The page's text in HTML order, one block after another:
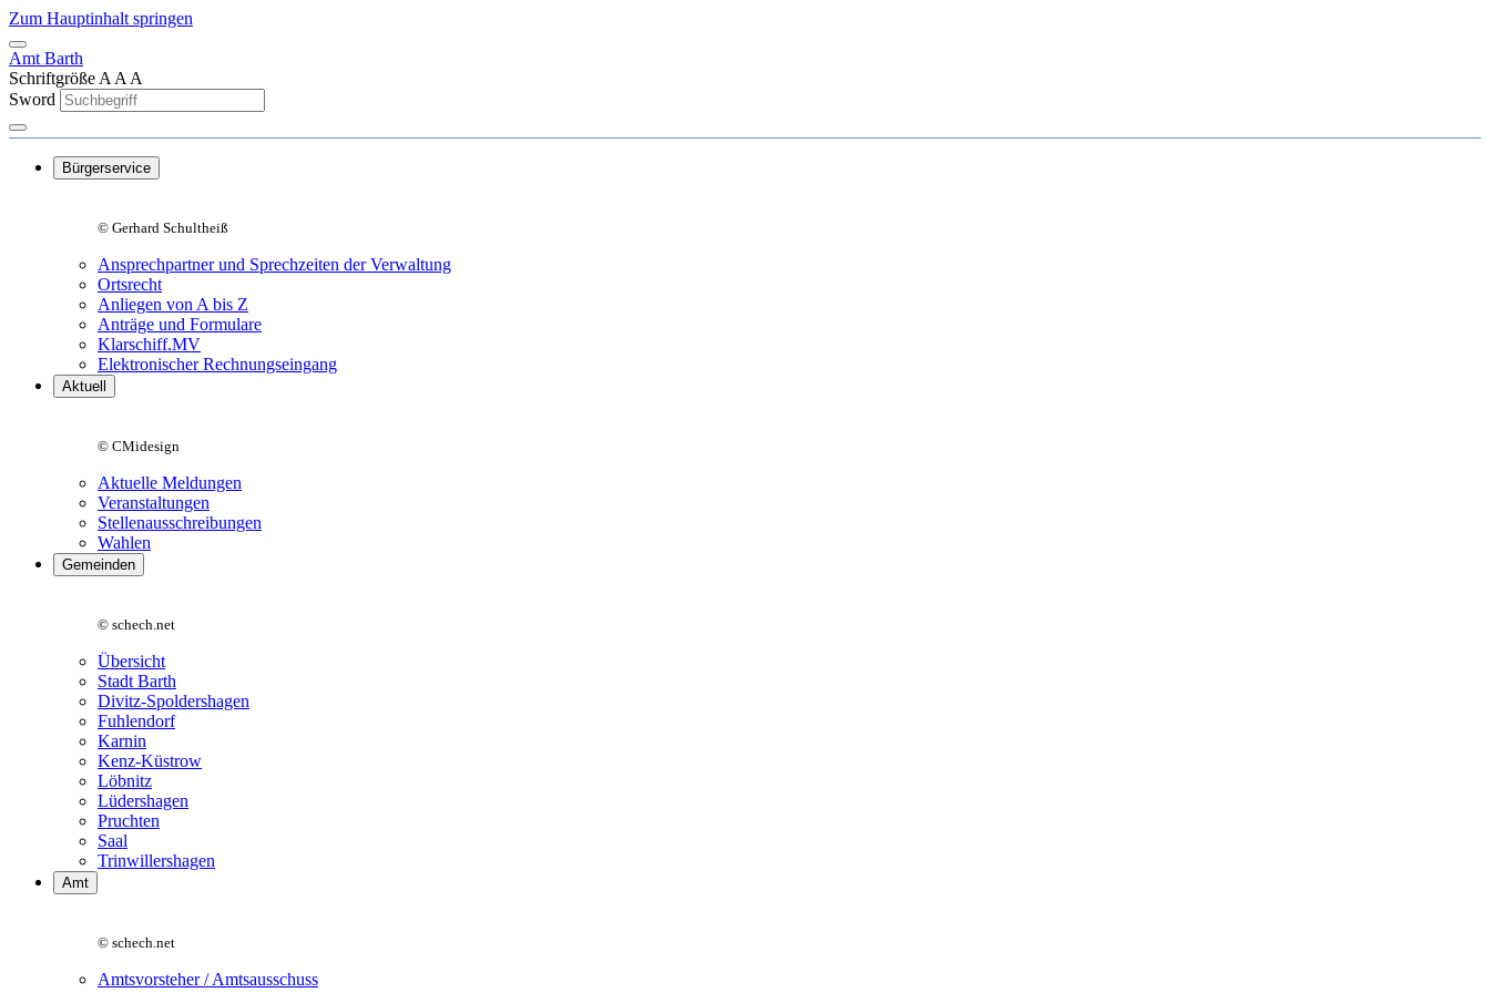
Zum Hauptinhalt springen
Amt Barth
Schriftgröße A A A
Sword
Bürgerservice
© Gerhard Schultheiß
Ansprechpartner und Sprechzeiten der Verwaltung
Ortsrecht
Anliegen von A bis Z
Anträge und Formulare
Klarschiff.MV
Elektronischer Rechnungseingang
Aktuell
© CMidesign
Aktuelle Meldungen
Veranstaltungen
Stellenausschreibungen
Wahlen
Gemeinden
© schech.net
Übersicht
Stadt Barth
Divitz-Spoldershagen
Fuhlendorf
Karnin
Kenz-Küstrow
Löbnitz
Lüdershagen
Pruchten
Saal
Trinwillershagen
Amt
© schech.net
Amtsvorsteher / Amtsausschuss